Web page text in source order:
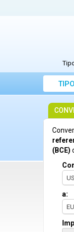
(BCE)
a: